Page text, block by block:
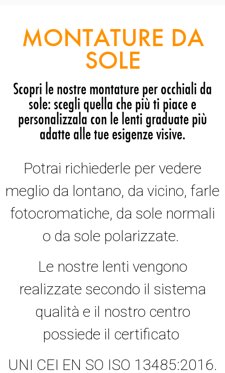
MONTATURE DA
SOLE
Scopri le nostre montature per occhiali da
sole: scegli quella che più ti piace e
personalizzala con le lenti graduate più
adatte alle tue esigenze visive.
Potrai richiederle per vedere
meglio da lontano, da vicino, farle
fotocromatiche, da sole normali
o da sole polarizzate.
Le nostre lenti vengono
realizzate secondo il sistema
qualità e il nostro centro
possiede il certificato
UNI CEI EN SO ISO 13485:2016.